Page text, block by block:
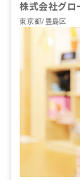
株式会社グロ
東京都/豊島区